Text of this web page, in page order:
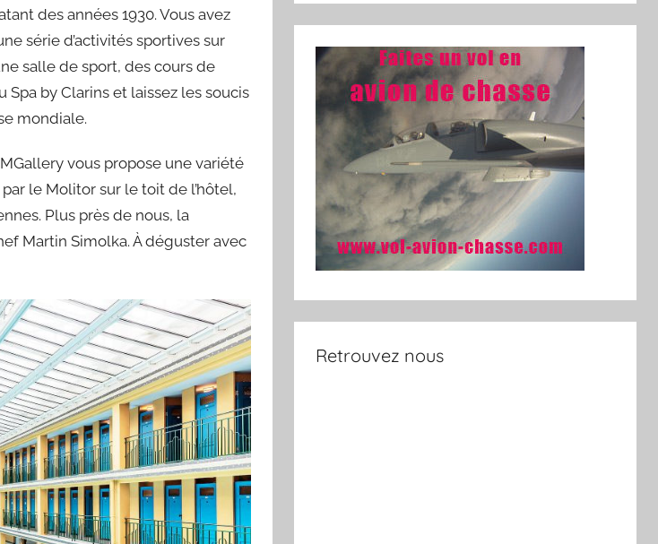
des années 1930. Vous avez
série d’activités sportives sur
salle de sport, des cours de
by Clarins et laissez les soucis
mondiale.
vous propose une variété
le Molitor sur le toit de l’hôtel,
Plus près de nous, la
Martin Simolka. À déguster avec
Retrouvez nous